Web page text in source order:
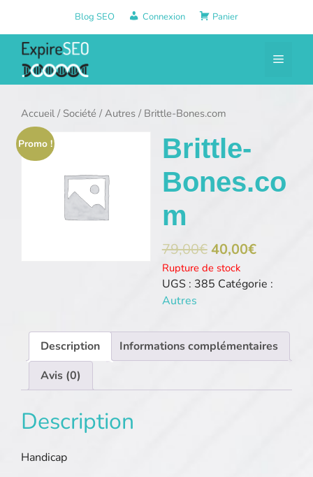
contenu
Blog SEO Connexion Panier
Menu
Accueil/ Société /Autres / Brittle-Bones.com
Promo !
Brittle-
Bones.co
m
79,00€40,00€
Rupture de stock
UGS : 385 Catégorie :
Autres
Description
Informations complémentaires
Avis (0)
Description
Handicap